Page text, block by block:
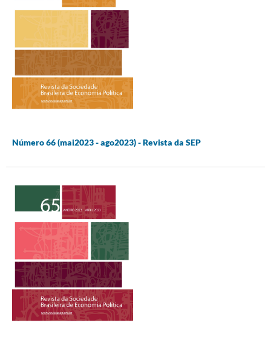
Número 66 (mai2023 - ago2023) - Revista da SEP